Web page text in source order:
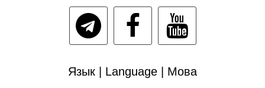
Язык | Language | Мова